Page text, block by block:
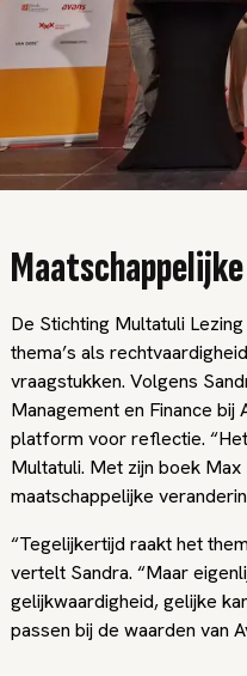
De Stichting Multatuli
thema’s als
vraagstukken. Volgens
Management en Finance
platform voor reflectie.
Multatuli. Met zijn boek
maatschappelijke
“Tegelijkertijd raakt het
vertelt Sandra. “Maar
gelijkwaardigheid, gelijke
passen bij de waarden van